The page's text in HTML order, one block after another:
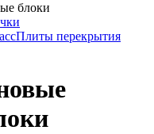
блоки
Плиты перекрытия